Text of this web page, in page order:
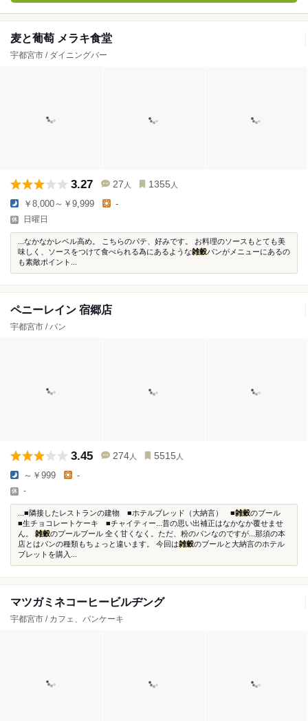
麦と葡萄 メラキ食堂
宇都宮市 / ダイニングバー
3.27 27 人 1355 人
￥8,000～￥9,999 -
日曜日
...なかなかレベル高め。 こちらのパテ、好みです。 お料理のソースもとても美
味しく、ソースをつけて食べられる為にあるような雑穀パンがメニューにあるの
も素敵ポイント...
ペニーレイン 宿郷店
宇都宮市 / パン
3.45 274 人 5515 人
～￥999 -
-
...■隣接したレストランの建物 ■ホテルブレッド（大納言） ■雑穀のブール
■生チョコレートケーキ ■チャイティー...昔の思い出補正はなかなか覆せませ
ん。 雑穀のプールブール 全く甘くなく。ただ、粉のパンなのですが...那須の本
店とはパンの種類もちょっと違います。 今回は雑穀のブールと大納言のホテル
ブレットを購入...
マツガミネコーヒービルヂング
宇都宮市 / カフェ、パンケーキ